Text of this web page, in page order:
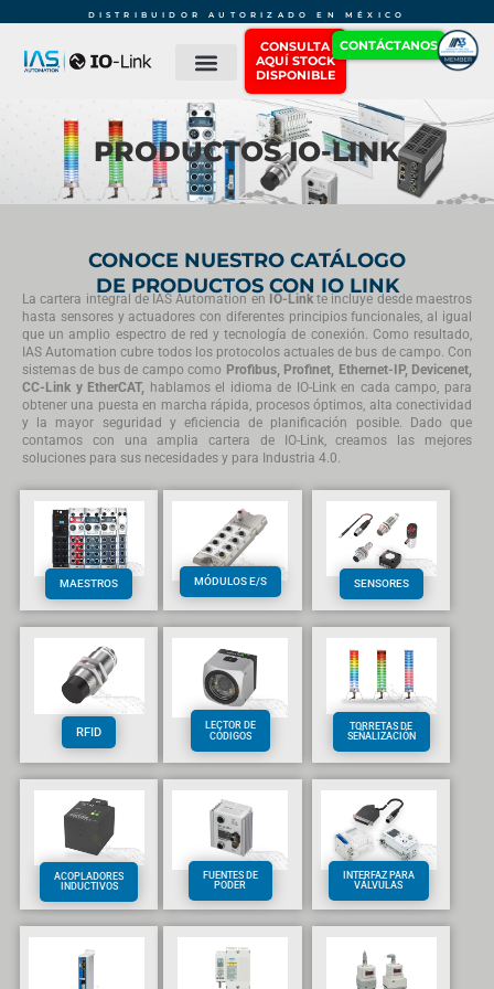
contenido
DISTRIBUIDOR AUTORIZADO EN MÉXICO
CONSULTA
AQUÍ STOCK
DISPONIBLE
CONTÁCTANOS
PRODUCTOS IO-LINK
CONOCE NUESTRO CATÁLOGO
DE PRODUCTOS CON IO LINK
La cartera integral de IAS Automation en IO-Linkte incluye desde maestros
hasta sensores y actuadores con diferentes principios funcionales, al igual
que un amplio espectro de red y tecnología de conexión. Como resultado,
IAS Automation cubre todos los protocolos actuales de bus de campo. Con
sistemas de bus de campo como Profibus, Profinet, Ethernet-IP, Devicenet,
CC-Link y EtherCAT, hablamos el idioma de IO-Link en cada campo, para
obtener una puesta en marcha rápida, procesos óptimos, alta conectividad
y la mayor seguridad y eficiencia de planificación posible. Dado que
contamos con una amplia cartera de IO-Link, creamos las mejores
soluciones para sus necesidades y para Industria 4.0.
MAESTROS MÓDULOS E/S SENSORES
RFID
LECTOR DE
CÓDIGOS
TORRETAS DE
SEÑALIZACIÓN
ACOPLADORES
INDUCTIVOS
FUENTES DE
PODER
INTERFAZ PARA
VÁLVULAS